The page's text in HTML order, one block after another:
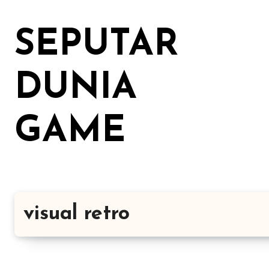
kontenSEPUTAR
DUNIA
GAME
visual retro